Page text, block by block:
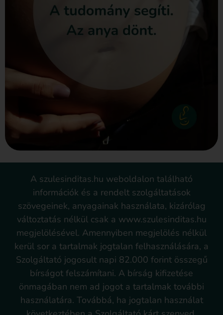
A szulesinditas.hu weboldalon található
információk és a rendelt szolgáltatások
szövegeinek, anyagainak használata, kizárólag
változtatás nélkül csak a www.szulesinditas.hu
megjelölésével. Amennyiben megjelölés nélkül
kerül sor a tartalmak jogtalan felhasználására, a
Szolgáltató jogosult napi 82.000 forint összegű
bírságot felszámítani. A bírság kifizetése
önmagában nem ad jogot a tartalmak további
használatára. Továbbá, ha jogtalan használat